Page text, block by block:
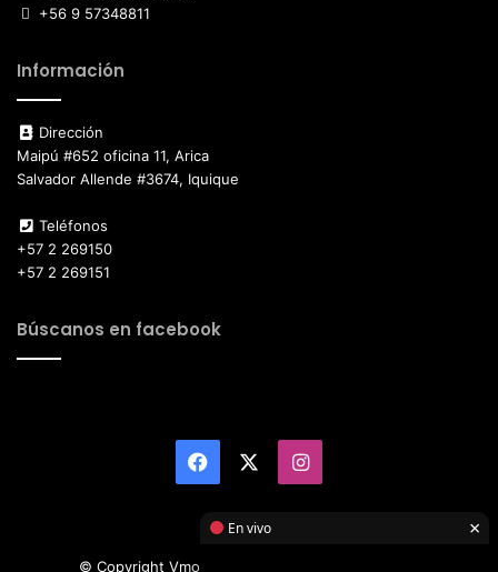
+56 9 57348811
Información
Dirección
Maipú #652 oficina 11, Arica
Salvador Allende #3674, Iquique
Teléfonos
+57 2 269150
+57 2 269151
Búscanos en facebook
Facebook Instagram
© Copyright Vmotor TI 2026, All Rights Reserved
En vivo ×